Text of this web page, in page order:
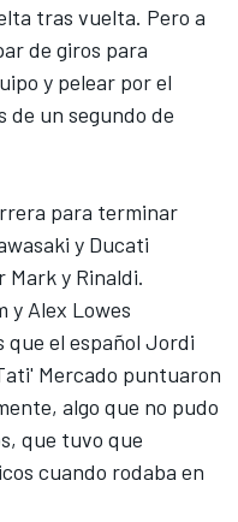
tras vuelta. Pero a
de giros para
y pelear por el
de un segundo de
para terminar
y Ducati
y Rinaldi.
y Alex Lowes
que el español Jordi
Mercado puntuaron
algo que no pudo
que tuvo que
cuando rodaba en